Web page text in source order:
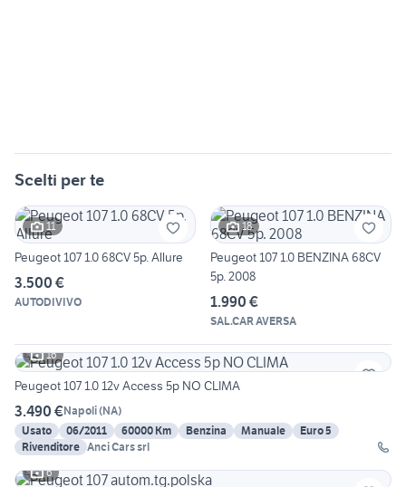
Scelti per te
11
Peugeot 107 1.0 68CV 5p. Allure
3.500 €
AUTODIVIVO
18
Peugeot 107 1.0 BENZINA 68CV
5p. 2008
1.990 €
SAL.CAR AVERSA
16
Peugeot 107 1.0 12v Access 5p NO CLIMA
3.490 €Napoli(NA)
Usato
06/2011 60000 Km Benzina Manuale
Euro 5
Rivenditore Anci Cars srl
6